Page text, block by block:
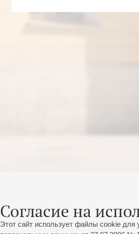
Согласие на
Этот сайт использует файлы cookie для